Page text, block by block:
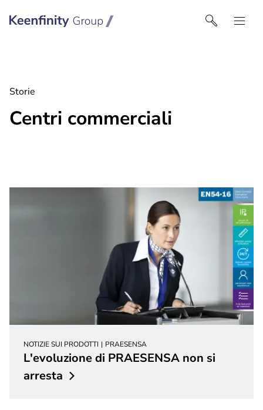
Keenfinity Group I Italy
Storie
Centri commerciali
NOTIZIE SUI PRODOTTI PRAESENSA
L'evoluzione di PRAESENSA non si
arresta